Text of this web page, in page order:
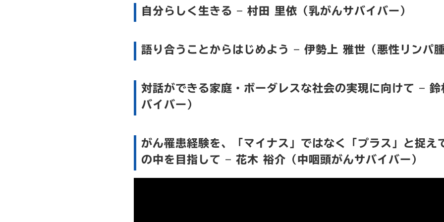
自分らしく生きる – 村田 里依（乳がんサバイバー）
語り合うことからはじめよう – 伊勢上 雅世（悪性リンパ
対話ができる家庭・ボーダレスな社会の実現に向けて –
バイバー）
がん罹患経験を、「マイナス」ではなく「プラス」と捉え
の中を目指して – 花木 裕介（中咽頭がんサバイバー）